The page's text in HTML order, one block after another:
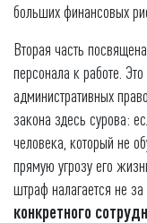
больших финансовых
Вторая часть
персонала к работе.
административных
закона здесь сурова:
человека, который не
прямую угрозу его
штраф налагается не
конкретного